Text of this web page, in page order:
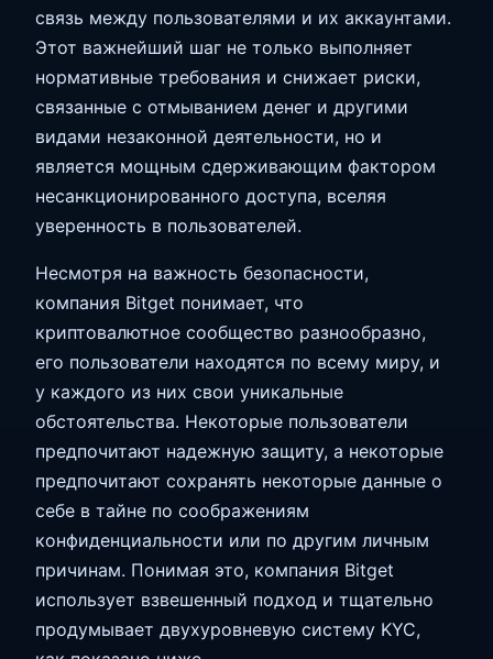
связь между пользователями и их аккаунтами.
Этот важнейший шаг не только выполняет
нормативные требования и снижает риски,
связанные с отмыванием денег и другими
видами незаконной деятельности, но и
является мощным сдерживающим фактором
несанкционированного доступа, вселяя
уверенность в пользователей.
Несмотря на важность безопасности,
компания Bitget понимает, что
криптовалютное сообщество разнообразно,
его пользователи находятся по всему миру, и
у каждого из них свои уникальные
обстоятельства. Некоторые пользователи
предпочитают надежную защиту, а некоторые
предпочитают сохранять некоторые данные о
себе в тайне по соображениям
конфиденциальности или по другим личным
причинам. Понимая это, компания Bitget
использует взвешенный подход и тщательно
продумывает двухуровневую систему KYC,